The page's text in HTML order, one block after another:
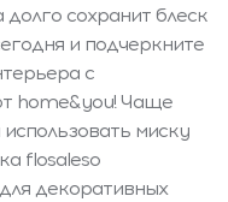
сохранит блеск
и подчеркните
с
home&you! Чаще
миску
flosaleso
декоративных